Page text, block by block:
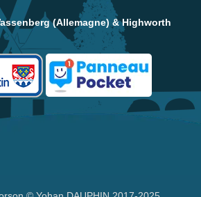
(Allemagne) & Highworth